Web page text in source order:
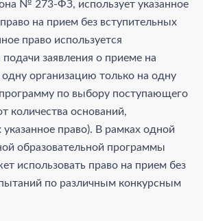
№ 273-ФЗ, использует указанное
на прием без вступительных
право используется
заявления о приеме на
одну организацию только на одну
по выбору поступающего
количества оснований,
право). В рамках одной
образовательной программы
использовать право на прием без
по различным конкурсным